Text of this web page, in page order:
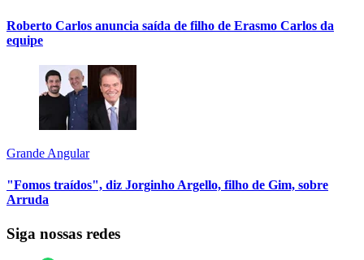
Roberto Carlos anuncia saída de filho de Erasmo Carlos da
equipe
Grande Angular
"Fomos traídos", diz Jorginho Argello, filho de Gim, sobre
Arruda
Siga nossas redes